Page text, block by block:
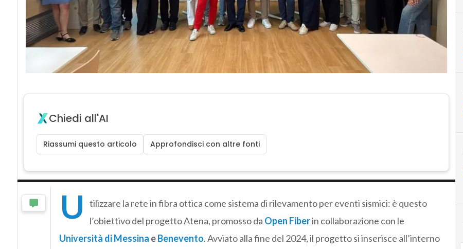
Chiedi all'AI
Riassumi questo articolo Approfondisci con altre fonti
U
tilizzare la rete in fibra ottica come sistema di rilevamento per eventi sismici: è questo
l’obiettivo del progetto Atena, promosso da Open Fiberin collaborazione con le
Università di Messina eBenevento. Avviato alla fine del 2024, il progetto si inserisce all’interno